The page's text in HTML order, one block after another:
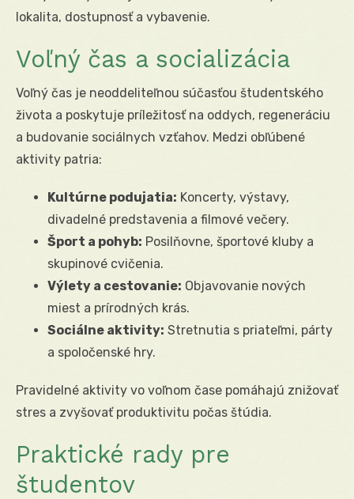
lokalita, dostupnosť a vybavenie.
Voľný čas a socializácia
Voľný čas je neoddeliteľnou súčasťou študentského
života a poskytuje príležitosť na oddych, regeneráciu
a budovanie sociálnych vzťahov. Medzi obľúbené
aktivity patria:
Kultúrne podujatia: Koncerty, výstavy,
divadelné predstavenia a filmové večery.
Šport a pohyb: Posilňovne, športové kluby a
skupinové cvičenia.
Výlety a cestovanie: Objavovanie nových
miest a prírodných krás.
Sociálne aktivity: Stretnutia s priateľmi, párty
a spoločenské hry.
Pravidelné aktivity vo voľnom čase pomáhajú znižovať
stres a zvyšovať produktivitu počas štúdia.
Praktické rady pre
študentov